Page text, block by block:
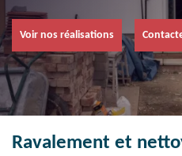
Voir nos réalisations
Ravalement et